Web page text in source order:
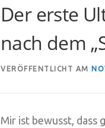
Der erste
nach dem
VERÖFFENTLICHT AM
Mir ist bewusst, dass